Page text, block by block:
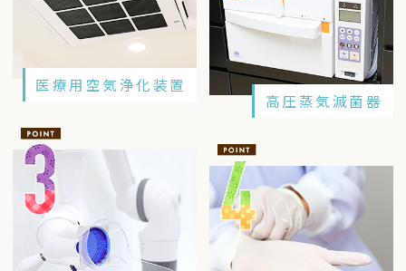
医療用空気浄化装置
高圧蒸気滅菌器